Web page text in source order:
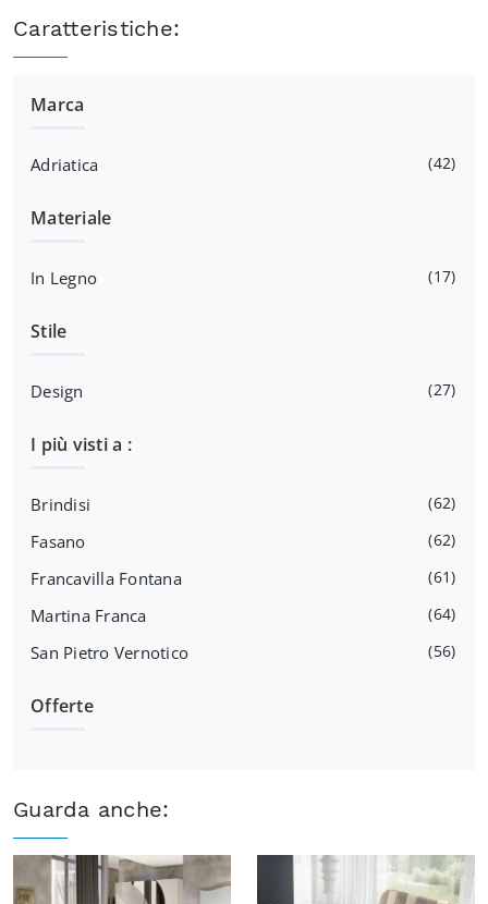
Caratteristiche:
Marca
Adriatica 42
Materiale
In Legno 17
Stile
Design 27
I più visti a :
Brindisi 62
Fasano 62
Francavilla Fontana 61
Martina Franca 64
San Pietro Vernotico 56
Offerte
Guarda anche: